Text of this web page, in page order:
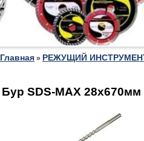
Главная » РЕЖУЩИЙ
Бур SDS-MAX 28х670мм